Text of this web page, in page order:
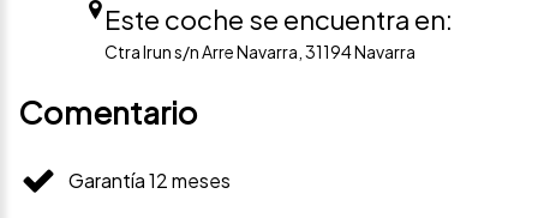
Este coche se encuentra en:
Ctra Irun s/n Arre Navarra, 31194 Navarra
Comentario
Garantía 12 meses